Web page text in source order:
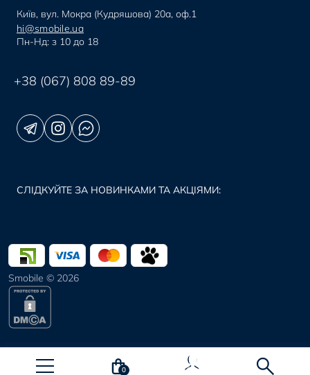
0
Київ, вул. Мокра (Кудряшова) 20а, оф.1
hi@smobile.ua
Пн-Нд: з 10 до 18
+38 (067) 808 89-89
СЛІДКУЙТЕ ЗА НОВИНКАМИ ТА АКЦІЯМИ:
Smobile © 2026